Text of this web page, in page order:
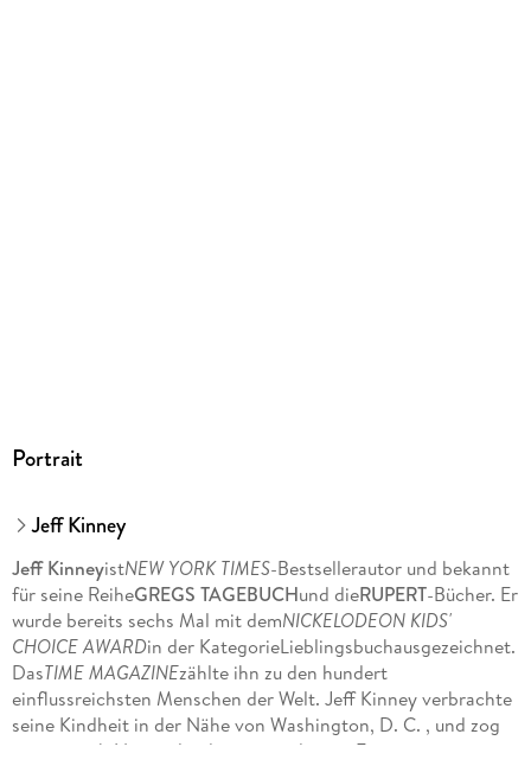
Portrait
Jeff Kinney
Jeff KinneyistNEW YORK TIMES-Bestsellerautor und bekannt
für seine ReiheGREGS TAGEBUCHund dieRUPERT-Bücher. Er
wurde bereits sechs Mal mit demNICKELODEON KIDS'
CHOICE AWARDin der KategorieLieblingsbuchausgezeichnet.
DasTIME MAGAZINEzählte ihn zu den hundert
einflussreichsten Menschen der Welt. Jeff Kinney verbrachte
seine Kindheit in der Nähe von Washington, D. C. , und zog
später nach Neuengland, wo er und seine Frau eine